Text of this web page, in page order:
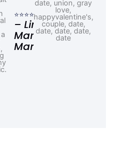
⭐⭐⭐⭐⭐
– Linda,
Marketing
Manager